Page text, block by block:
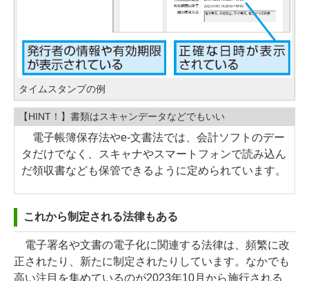
タイムスタンプの例
【HINT！】書類はスキャンデータなどでもいい
電子帳簿保存法やe-文書法では、会計ソフトのデー
タだけでなく、スキャナやスマートフォンで読み込ん
だ領収書なども保管できるように定められています。
これから制定される法律もある
電子署名や文書の電子化に関連する法律は、頻繁に改
正されたり、新たに制定されたりしています。なかでも
高い注目を集めているのが2023年10月から施行される